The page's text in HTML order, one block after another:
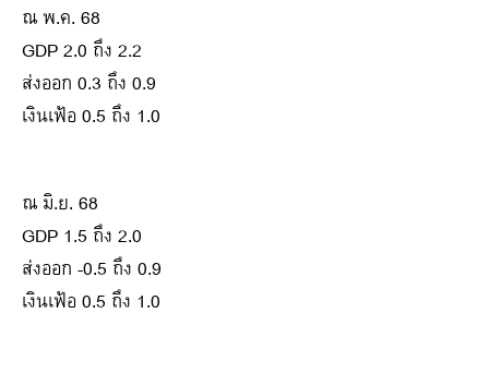
ณ พ.ค. 68
GDP 2.0 ถึง 2.2
ส่งออก 0.3 ถึง 0.9
เงินเฟ้อ 0.5 ถึง 1.0
ณ มิ.ย. 68
GDP 1.5 ถึง 2.0
ส่งออก -0.5 ถึง 0.9
เงินเฟ้อ 0.5 ถึง 1.0